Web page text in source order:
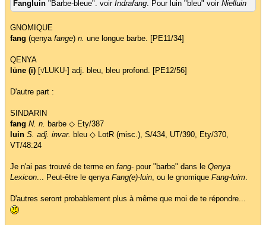
Fangluin "Barbe-bleue". voir Indrafang. Pour luin "bleu" voir Nielluin
GNOMIQUE
fang (qenya fange) n. une longue barbe. [PE11/34]
QENYA
lūne (i) [√LUKU-] adj. bleu, bleu profond. [PE12/56]
D'autre part :
SINDARIN
fang N. n. barbe ◇ Ety/387
luin S. adj. invar. bleu ◇ LotR (misc.), S/434, UT/390, Ety/370,
VT/48:24
Je n'ai pas trouvé de terme en fang- pour "barbe" dans le Qenya
Lexicon... Peut-être le qenyaFang(e)-luin, ou le gnomique Fang-luim.
D'autres seront probablement plus à même que moi de te répondre...